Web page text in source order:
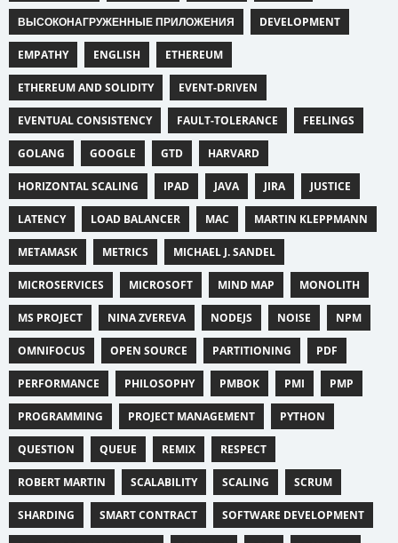
ВЫСОКОНАГРУЖЕННЫЕ ПРИЛОЖЕНИЯ DEVELOPMENT
EMPATHY ENGLISH ETHEREUM
ETHEREUM AND SOLIDITY EVENT-DRIVEN
EVENTUAL CONSISTENCY FAULT-TOLERANCE FEELINGS
GOLANG GOOGLE GTD HARVARD
HORIZONTAL SCALING IPAD JAVA JIRA JUSTICE
LATENCY LOAD BALANCER MAC MARTIN KLEPPMANN
METAMASK METRICS MICHAEL J. SANDEL
MICROSERVICES MICROSOFT MIND MAP MONOLITH
MS PROJECT NINA ZVEREVA NODEJS NOISE NPM
OMNIFOCUS OPEN SOURCE PARTITIONING PDF
PERFORMANCE PHILOSOPHY PMBOK PMI PMP
PROGRAMMING PROJECT MANAGEMENT PYTHON
QUESTION QUEUE REMIX RESPECT
ROBERT MARTIN SCALABILITY SCALING SCRUM
SHARDING SMART CONTRACT SOFTWARE DEVELOPMENT